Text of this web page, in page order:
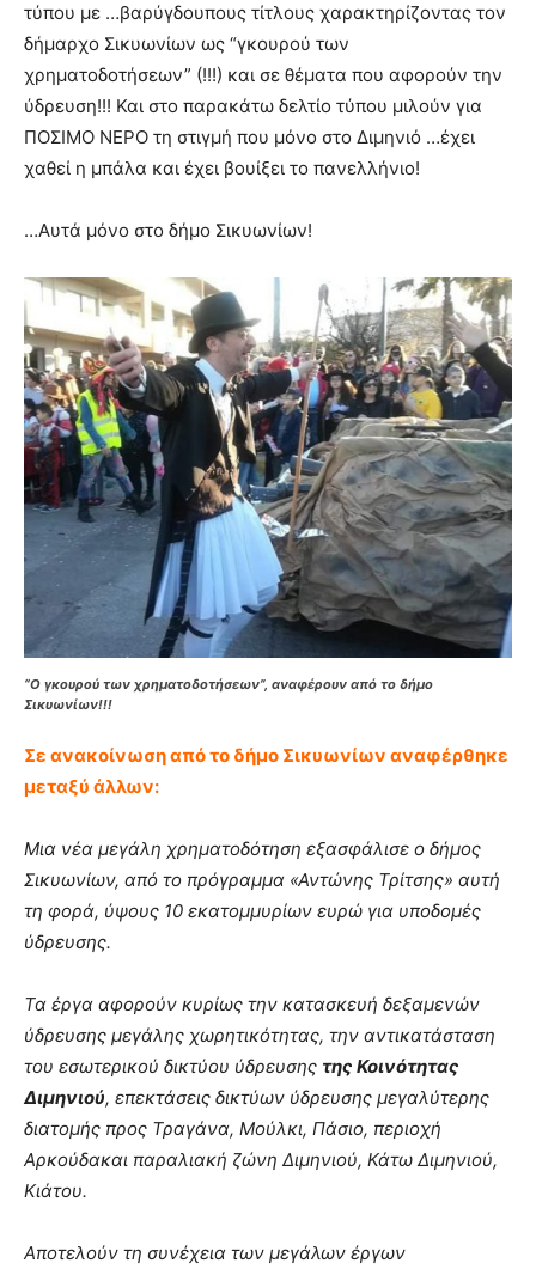
τύπου με …βαρύγδουπους τίτλους χαρακτηρίζοντας τον
δήμαρχο Σικυωνίων ως “γκουρού των
χρηματοδοτήσεων” (!!!) και σε θέματα που αφορούν την
ύδρευση!!! Και στο παρακάτω δελτίο τύπου μιλούν για
ΠΟΣΙΜΟ ΝΕΡΟ τη στιγμή που μόνο στο Διμηνιό …έχει
χαθεί η μπάλα και έχει βουίξει το πανελλήνιο!
…Αυτά μόνο στο δήμο Σικυωνίων!
“Ο γκουρού των χρηματοδοτήσεων”, αναφέρουν από το δήμο
Σικυωνίων!!!
Σε ανακοίνωση από το δήμο Σικυωνίων αναφέρθηκε
μεταξύ άλλων:
Μια νέα μεγάλη χρηματοδότηση εξασφάλισε ο δήμος
Σικυωνίων, από το πρόγραμμα «Αντώνης Τρίτσης» αυτή
τη φορά, ύψους 10 εκατομμυρίων ευρώ για υποδομές
ύδρευσης.
Τα έργα αφορούν κυρίως την κατασκευή δεξαμενών
ύδρευσης μεγάλης χωρητικότητας, την αντικατάσταση
του εσωτερικού δικτύου ύδρευσης της Κοινότητας
Διμηνιού, επεκτάσεις δικτύων ύδρευσης μεγαλύτερης
διατομής προς Τραγάνα, Μούλκι, Πάσιο, περιοχή
Αρκούδακαι παραλιακή ζώνη Διμηνιού, Κάτω Διμηνιού,
Κιάτου.
Αποτελούν τη συνέχεια των μεγάλων έργων